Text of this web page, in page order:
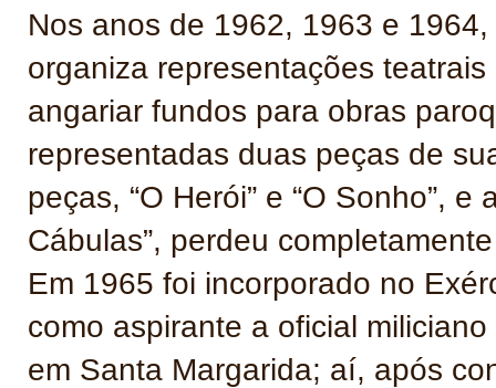
Nos anos de 1962, 1963 e
organiza representações
angariar fundos para obras
representadas duas peças de
peças, “O Herói” e “O Sonho”,
Cábulas”, perdeu
Em 1965 foi incorporado no
como aspirante a oficial
em Santa Margarida; aí, após